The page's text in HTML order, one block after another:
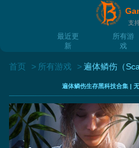
支
最近更
新
所有游
戏
首页 所有游戏 遍体鳞伤（
遍体鳞伤生存黑科技合集 |